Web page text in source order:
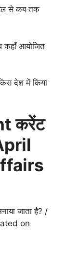
से कब तक
कहाँ आयोजित
देश में किया
करेंट
जाता है? /
on